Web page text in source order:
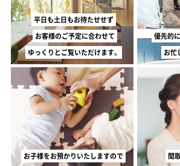
平日も土日もお待たせせず
お客様のご予定に合わせて
ゆっくりとご覧いただけます。
優先的
お忙
お子様をお預かりいたしますので
間